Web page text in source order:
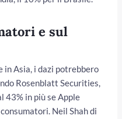
e sul
in Asia, i dazi potrebbero
Rosenblatt Securities,
43% in più se Apple
Neil Shah di